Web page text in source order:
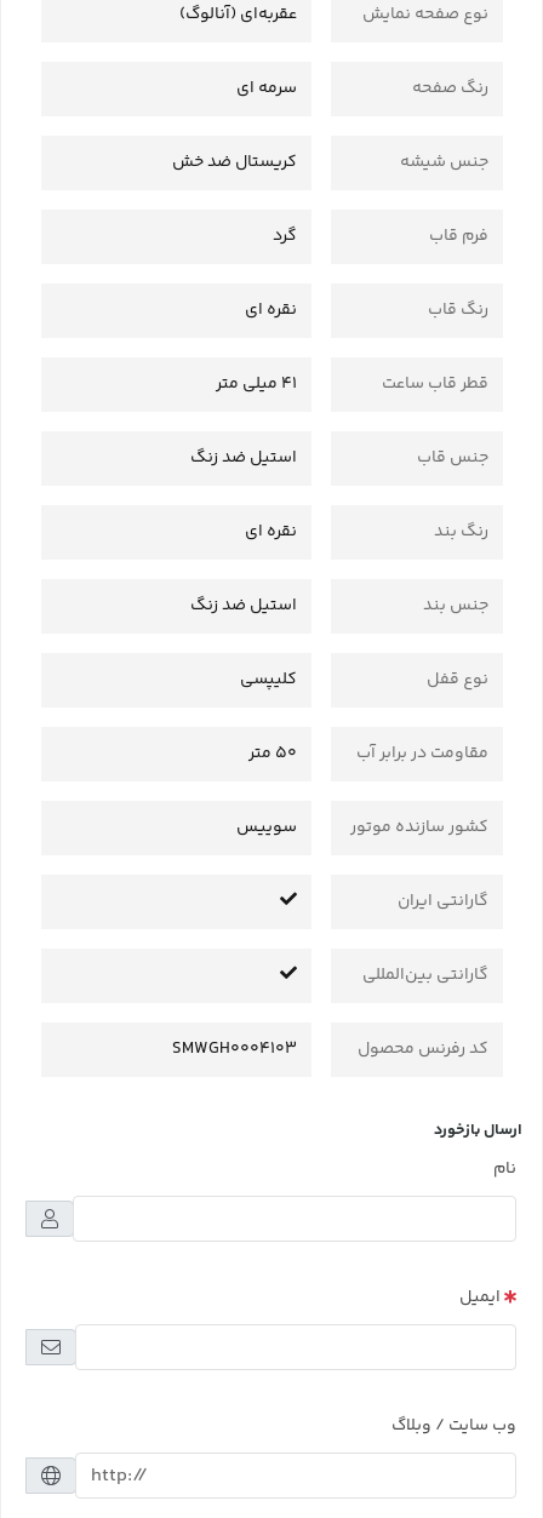
نوع صفحه نمایش عقربه‌ای (آنالوگ)
رنگ صفحه سرمه ای
جنس شیشه کریستال ضد خش
فرم قاب گرد
رنگ قاب نقره ای
قطر قاب ساعت 41 میلی متر
جنس قاب استیل ضد زنگ
رنگ بند نقره ای
جنس بند استیل ضد زنگ
نوع قفل کلیپسی
مقاومت در برابر آب 50 متر
کشور سازنده موتور سوییس
گارانتی ایران
گارانتی بین‌المللی
کد رفرنس محصول SMWGH0004103
ارسال بازخورد
نام
ایمیل
وب سایت / وبلاگ